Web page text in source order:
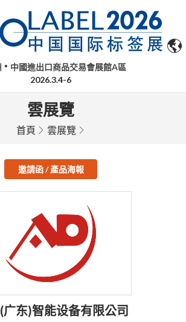
中國進出口商品交易會展館A區
2026.3.4-6
雲展覽
首頁 雲展覽
邀請函 / 產品海報
广东)智能设备有限公司